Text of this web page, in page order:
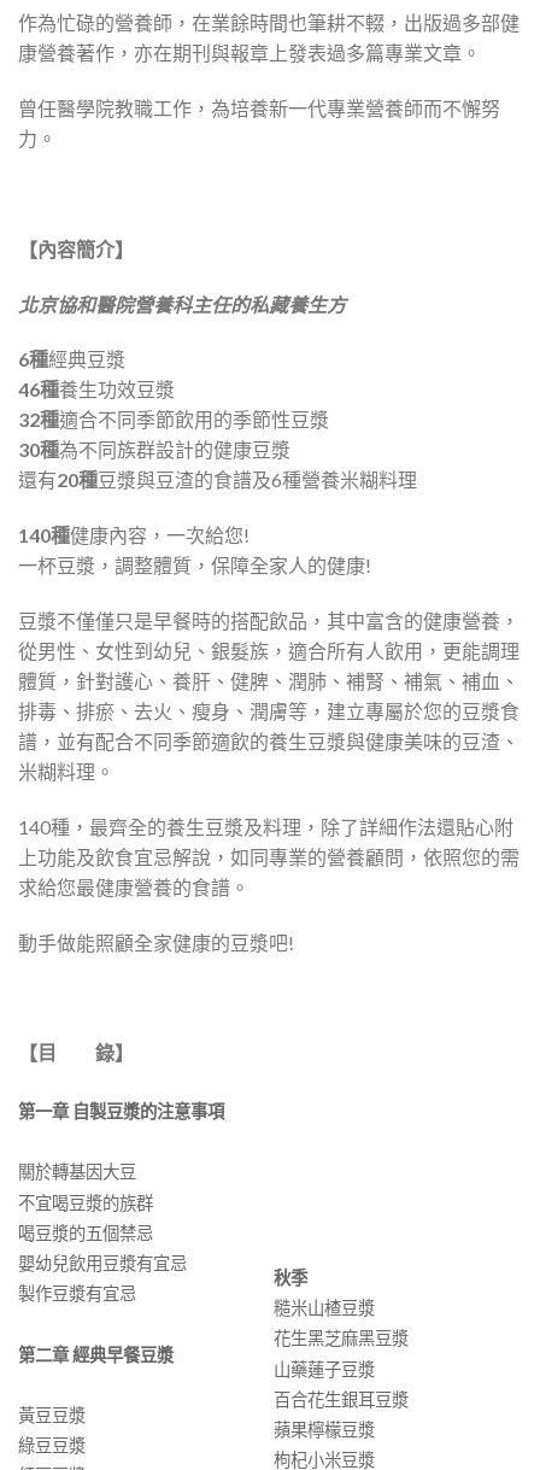
作為忙碌的營養師，在業餘時間也筆耕不輟，出版過多部健
康營養著作，亦在期刊與報章上發表過多篇專業文章。
曾任醫學院教職工作，為培養新一代專業營養師而不懈努
力。
【內容簡介】
北京協和醫院營養科主任的私藏養生方
6種經典豆漿
46種養生功效豆漿
32種適合不同季節飲用的季節性豆漿
30種為不同族群設計的健康豆漿
還有20種豆漿與豆渣的食譜及6種營養米糊料理
140種健康內容，一次給您!
一杯豆漿，調整體質，保障全家人的健康!
豆漿不僅僅只是早餐時的搭配飲品，其中富含的健康營養，
從男性、女性到幼兒、銀髮族，適合所有人飲用，更能調理
體質，針對護心、養肝、健脾、潤肺、補腎、補氣、補血、
排毒、排瘀、去火、瘦身、潤膚等，建立專屬於您的豆漿食
譜，並有配合不同季節適飲的養生豆漿與健康美味的豆渣、
米糊料理。
140種，最齊全的養生豆漿及料理，除了詳細作法還貼心附
上功能及飲食宜忌解說，如同專業的營養顧問，依照您的需
求給您最健康營養的食譜。
動手做能照顧全家健康的豆漿吧!
【目 錄】
第一章 自製豆漿的注意事項
關於轉基因大豆
不宜喝豆漿的族群
喝豆漿的五個禁忌
嬰幼兒飲用豆漿有宜忌
製作豆漿有宜忌
第二章 經典早餐豆漿
黃豆豆漿
綠豆豆漿
秋季
糙米山楂豆漿
花生黑芝麻黑豆漿
山藥蓮子豆漿
百合花生銀耳豆漿
蘋果檸檬豆漿
枸杞小米豆漿